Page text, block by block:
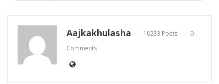
Aajkakhulasha 10233 Posts
0
Comments